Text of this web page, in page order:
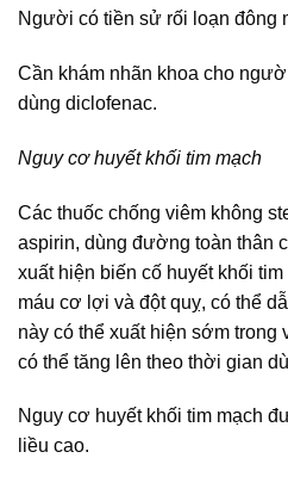
Người có tiền sử rối loạn đông
Cần khám nhãn khoa cho
dùng diclofenac.
Nguy cơ huyết khối tim mạch
Các thuốc chống viêm không
aspirin, dùng đường toàn thân
xuất hiện biến cố huyết khối
máu cơ lợi và đột quỵ, có thể
này có thể xuất hiện sớm trong
có thể tăng lên theo thời gian
Nguy cơ huyết khối tim mạch
liều cao.